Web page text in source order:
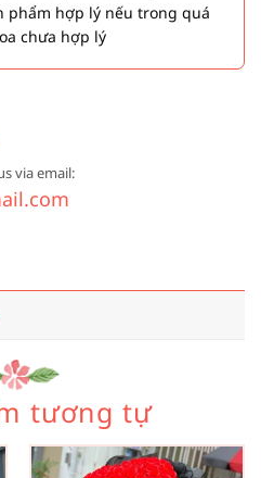
phẩm hợp lý nếu trong quá
chưa hợp lý
via email:
tương tự